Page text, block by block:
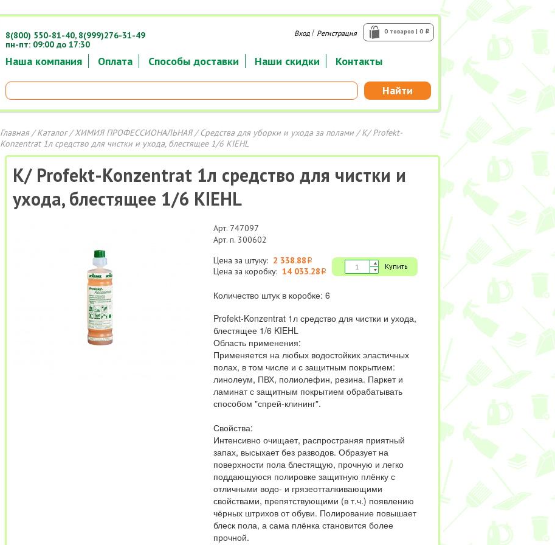
Наша компания Оплата Способы доставки Наши скидки Контакты
Найти
0 товаров | 0 i
Вход/ Регистрация
8(800) 550-81-40, 8(999)276-31-49
пн-пт: 09:00 до 17:30
Главная/Каталог/ХИМИЯ ПРОФЕССИОНАЛЬНАЯ/Средства для уборки и ухода за полами/ К/ Profekt-
Konzentrat 1л средство для чистки и ухода, блестящее 1/6 KIEHL
К/ Profekt-Konzentrat 1л средство для чистки и
ухода, блестящее 1/6 KIEHL
Арт. 747097
Арт. п. 300602
Цена за штуку: 2 338.88 i
Цена за коробку: 14 033.28 i
Купить
Количество штук в коробке: 6
Profekt-Konzentrat 1л средство для чистки и ухода,
блестящее 1/6 KIEHL
Область применения:
Применяется на любых водостойких эластичных
полах, в том числе и с защитным покрытием:
линолеум, ПВХ, полиолефин, резина. Паркет и
ламинат с защитным покрытием обрабатывать
способом "спрей-клининг".
Свойства:
Интенсивно очищает, распространяя приятный
запах, высыхает без разводов. Образует на
поверхности пола блестящую, прочную и легко
поддающуюся полировке защитную плёнку с
отличными водо- и грязеотталкивающими
свойствами, препятствующими (в т.ч.) появлению
чёрных штрихов от обуви. Полирование повышает
блеск пола, а сама плёнка становится более
прочной.